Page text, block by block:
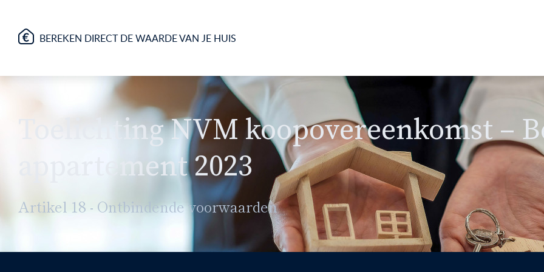
BEREKEN DIRECT DE WAARDE VAN JE HUIS
Toelichting NVM koopovereenkomst –
appartement 2023
Artikel 18 - Ontbindende voorwaarden